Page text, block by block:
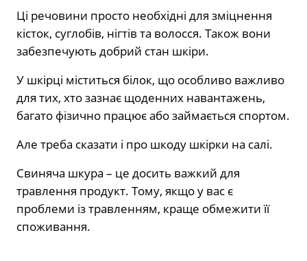
Ці речовини просто необхідні для зміцнення
кісток, суглобів, нігтів та волосся. Також вони
забезпечують добрий стан шкіри.
У шкірці міститься білок, що особливо важливо
для тих, хто зазнає щоденних навантажень,
багато фізично працює або займається спортом.
Але треба сказати і про шкоду шкірки на салі.
Свиняча шкура – це досить важкий для
травлення продукт. Тому, якщо у вас є
проблеми із травленням, краще обмежити її
споживання.